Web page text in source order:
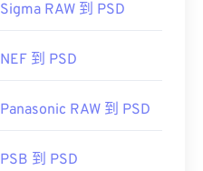
Sigma RAW 到 PSD
NEF 到 PSD
Panasonic RAW 到 PSD
PSB 到 PSD